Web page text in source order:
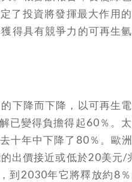
了投資將發揮最大作用的
得具有競爭力的可再生
下降而下降，以可再生
已變得負擔得起60％。
十年中下降了80％。歐
出價接近或低於20美元/
到2030年它將釋放約8